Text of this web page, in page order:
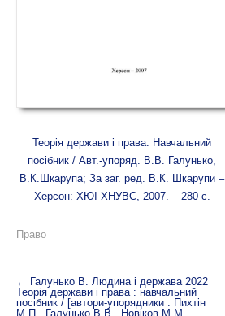
Теорія держави і права: Навчальний
посібник / Авт.-упоряд. В.В. Галунько,
В.К.Шкарупа; За заг. ред. В.К. Шкарупи –
Херсон: ХЮІ ХНУВС, 2007. – 280 с.
Право
← Галунько В. Людина і держава 2022
Теорія держави і права : навчальний
посібник / [автори-упорядники : Пихтін
М.П., Галунько В.В., Новіков М.М.,